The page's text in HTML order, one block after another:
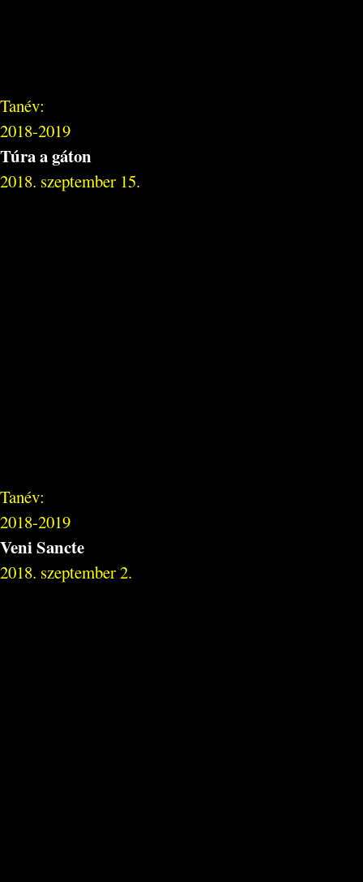
Tanév:
2018-2019
Túra a gáton
2018. szeptember 15.
Tanév:
2018-2019
Veni Sancte
2018. szeptember 2.